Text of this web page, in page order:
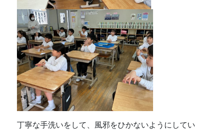
丁寧な手洗いをして、風邪をひかないようにしてい